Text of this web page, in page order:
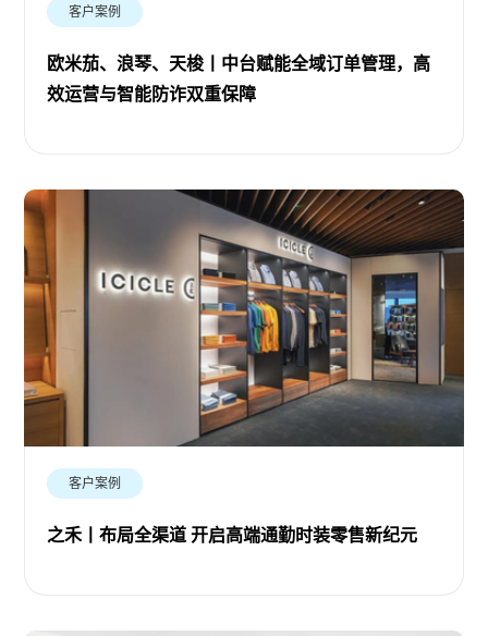
客户案例
欧米茄、浪琴、天梭丨中台赋能全域订单管理，高
效运营与智能防诈双重保障
客户案例
之禾丨布局全渠道 开启高端通勤时装零售新纪元